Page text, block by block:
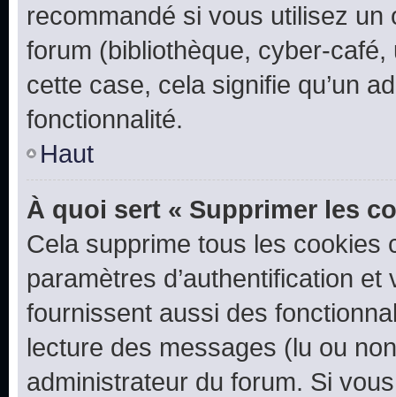
recommandé si vous utilisez
forum (bibliothèque, cyber-
cette case, cela signifie qu’un
fonctionnalité.
Haut
À quoi sert « Supprimer les
Cela supprime tous les cookies
paramètres d’authentification
fournissent aussi des
lecture des messages (lu ou
administrateur du forum. Si